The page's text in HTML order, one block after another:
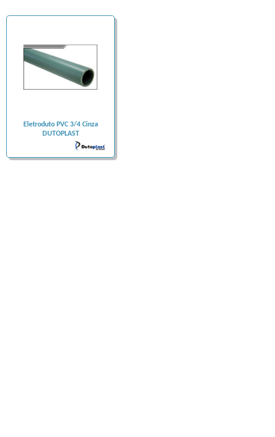
Eletroduto PVC 3/4 Cinza
DUTOPLAST